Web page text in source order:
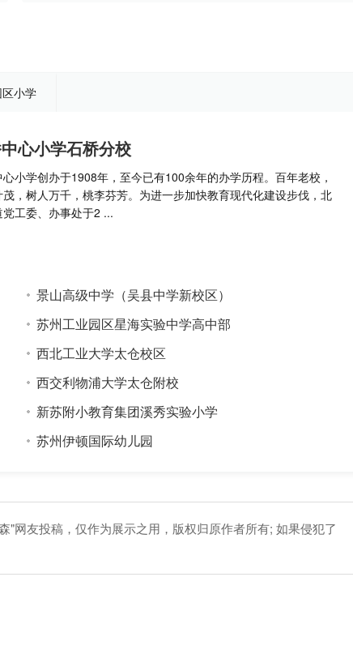
小学
心小学石桥分校
小学创办于1908年，至今已有100余年的办学历程。百年老校，
，树人万千，桃李芬芳。为进一步加快教育现代化建设步伐，北
工委、办事处于2 ...
景山高级中学（吴县中学新校区）
苏州工业园区星海实验中学高中部
西北工业大学太仓校区
西交利物浦大学太仓附校
新苏附小教育集团溪秀实验小学
苏州伊顿国际幼儿园
"网友投稿，仅作为展示之用，版权归原作者所有; 如果侵犯了